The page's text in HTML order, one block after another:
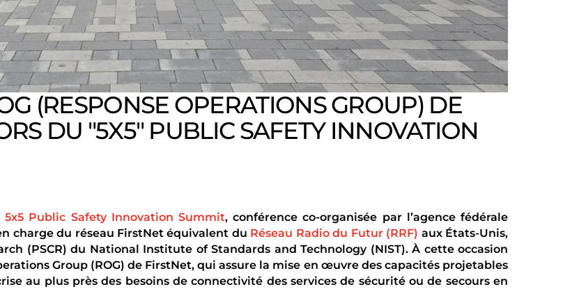
(RESPONSE OPERATIONS GROUP) DE
DU "5X5" PUBLIC SAFETY INNOVATION
5x5 Public Safety Innovation Summit, conférence co-organisée par l’agence fédérale
charge du réseau FirstNet équivalent du Réseau Radio du Futur (RRF) aux États-Unis,
(PSCR) du National Institute of Standards and Technology (NIST). À cette occasion
Group (ROG) de FirstNet, qui assure la mise en œuvre des capacités projetables
au plus près des besoins de connectivité des services de sécurité ou de secours en